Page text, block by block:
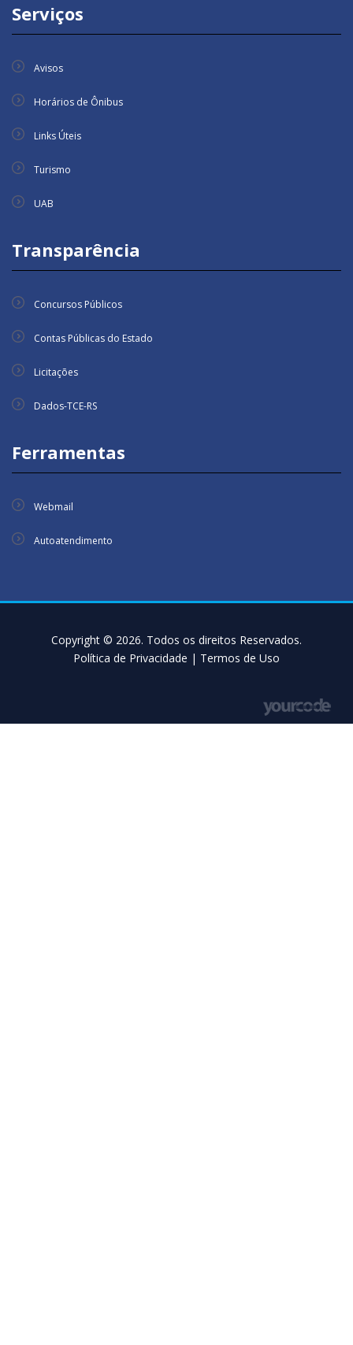
Serviços
Avisos
Horários de Ônibus
Links Úteis
Turismo
UAB
Transparência
Concursos Públicos
Contas Públicas do Estado
Licitações
Dados-TCE-RS
Ferramentas
Webmail
Autoatendimento
Copyright © 2026. Todos os direitos Reservados.
Política de Privacidade | Termos de Uso